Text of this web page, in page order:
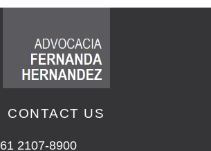
CONTACT US
61 2107-8900